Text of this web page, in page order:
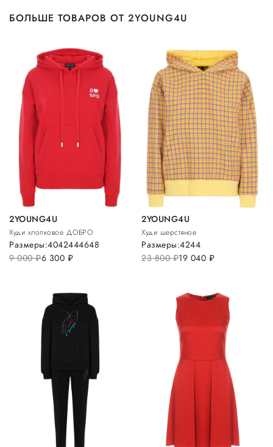
БОЛЬШЕ ТОВАРОВ ОТ 2YOUNG4U
2YOUNG4U
Худи хлопковое ДОБРО
9 000руб.6 300 руб.
Размеры:4042444648
2YOUNG4U
Худи шерстяное
23 800руб.19 040 руб.
Размеры:4244